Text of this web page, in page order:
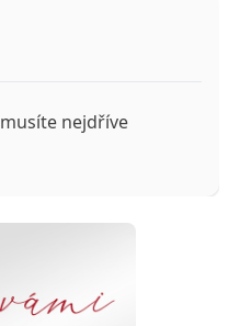
nejdříve